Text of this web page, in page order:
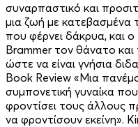
συναρπαστικό και
μια ζωή με κατεβασμένα
που φέρνει δάκρυα, και
Brammer τον θάνατο
ώστε να είναι γνήσια
Book Review «Μια
συμπονετική γυναίκα
φροντίσει τους άλλους
να φροντίσουν εκείνη».